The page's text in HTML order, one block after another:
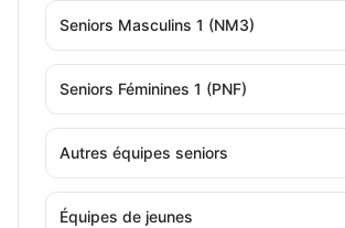
Seniors Masculins 1 (NM3)
Seniors Féminines 1 (PNF)
Autres équipes seniors
Équipes de jeunes